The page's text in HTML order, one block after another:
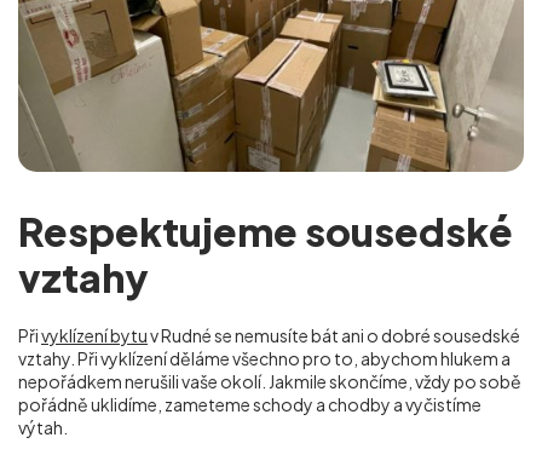
Respektujeme sousedské
vztahy
Přivyklízení bytuv Rudné se nemusíte bát ani o dobré sousedské
vztahy. Při vyklízení děláme všechno pro to, abychom hlukem a
nepořádkem nerušili vaše okolí. Jakmile skončíme, vždy po sobě
pořádně uklidíme, zameteme schody a chodby a vyčistíme
výtah.